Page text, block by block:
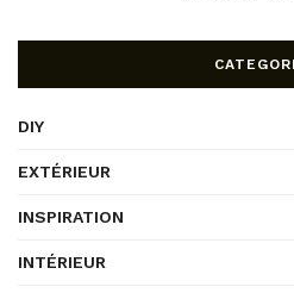
DIY
EXTÉRIEUR
INSPIRATION
INTÉRIEUR